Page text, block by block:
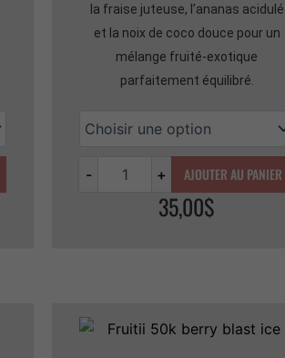
la fraise juteuse, l’ananas acidulé
et la noix de coco douce pour un
mélange fruité-exotique
parfaitement équilibré.
- + AJOUTER AU PANIER
35,00$